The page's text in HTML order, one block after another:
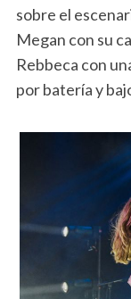
sobre el
Megan con su
Rebbeca con
por batería y